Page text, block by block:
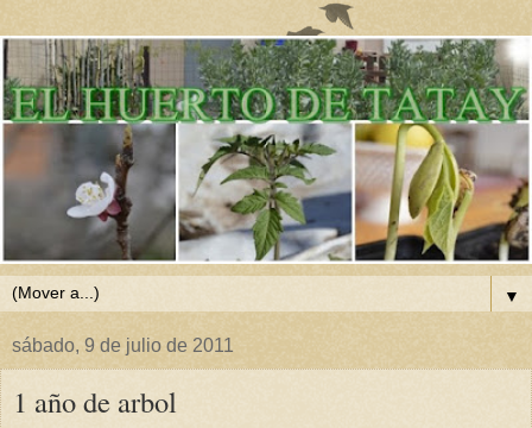
▼
sábado, 9 de julio de 2011
1 año de arbol